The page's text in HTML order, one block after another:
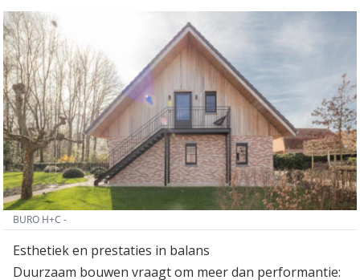
BURO H+C -
Esthetiek en prestaties in balans
Duurzaam bouwen vraagt om meer dan performantie: